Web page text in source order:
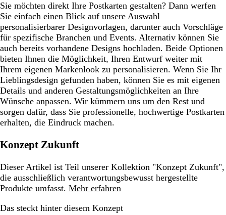
Sie möchten direkt Ihre Postkarten gestalten? Dann werfen
Sie einfach einen Blick auf unsere Auswahl
personalisierbarer Designvorlagen, darunter auch Vorschläge
für spezifische Branchen und Events. Alternativ können Sie
auch bereits vorhandene Designs hochladen. Beide Optionen
bieten Ihnen die Möglichkeit, Ihren Entwurf weiter mit
Ihrem eigenen Markenlook zu personalisieren. Wenn Sie Ihr
Lieblingsdesign gefunden haben, können Sie es mit eigenen
Details und anderen Gestaltungsmöglichkeiten an Ihre
Wünsche anpassen. Wir kümmern uns um den Rest und
sorgen dafür, dass Sie professionelle, hochwertige Postkarten
erhalten, die Eindruck machen.
Konzept Zukunft
Dieser Artikel ist Teil unserer Kollektion "Konzept Zukunft",
die ausschließlich verantwortungsbewusst hergestellte
Produkte umfasst. Mehr erfahren
Das steckt hinter diesem Konzept